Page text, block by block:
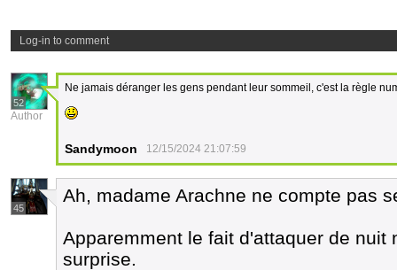
Log-in to comment
52
Author
Ne jamais déranger les gens pendant leur sommeil, c'est la règle
Sandymoon 12/15/2024 21:07:59
45
Ah, madame Arachne ne compte pas
Apparemment le fait d'attaquer de nuit
surprise.